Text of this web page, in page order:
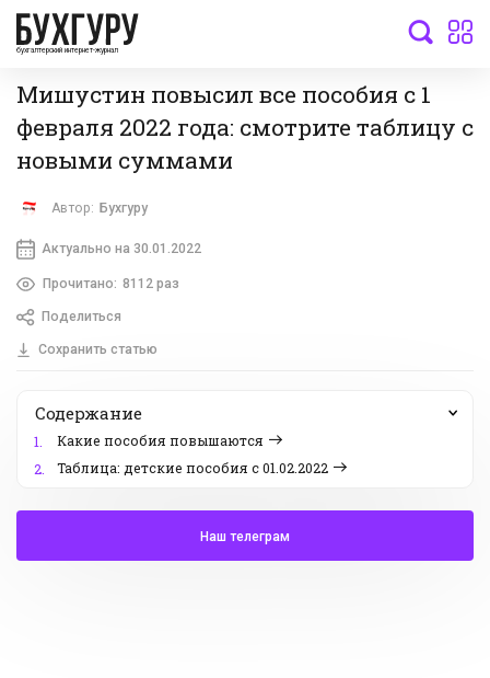
бухгалтерский интернет-журнал
Мишустин повысил все пособия с 1
февраля 2022 года: смотрите таблицу с
новыми суммами
Автор: Бухгуру
Актуально на 30.01.2022
Прочитано: 8112 раз
Поделиться
Сохранить статью
Содержание
1.
Какие пособия повышаются
2.
Таблица: детские пособия с 01.02.2022
Наш телеграм